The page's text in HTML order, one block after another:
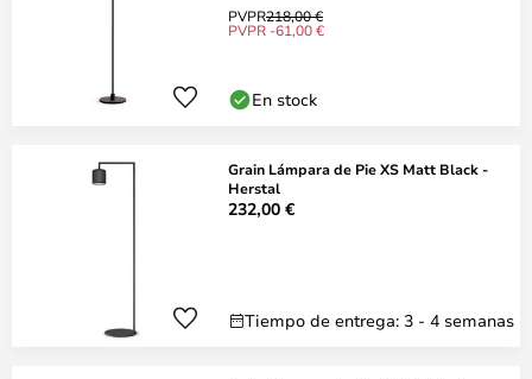
PVPR218,00 €
PVPR -61,00 €
En stock
Grain Lámpara de Pie XS Matt Black -
Herstal
232,00 €
Tiempo de entrega: 3 - 4 semanas